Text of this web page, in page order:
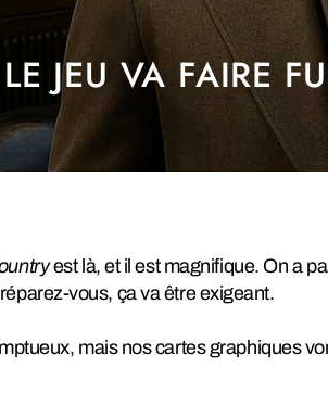
JEU VA FAIRE
est là, et il est magnifique. On a
vous, ça va être exigeant.
mais nos cartes graphiques